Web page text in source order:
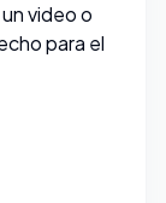
video o
para el